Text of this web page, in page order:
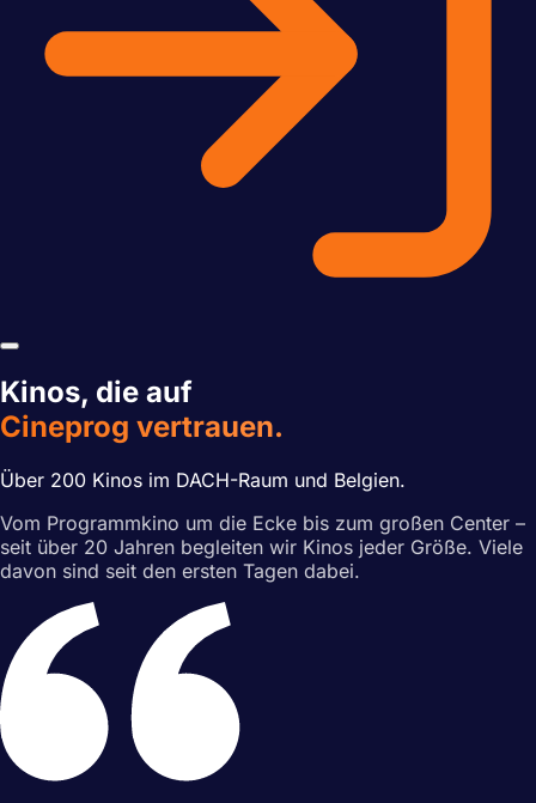
Kinos, die auf
Cineprog vertrauen.
Über 200 Kinos im DACH-Raum und Belgien.
Vom Programmkino um die Ecke bis zum großen Center –
seit über 20 Jahren begleiten wir Kinos jeder Größe. Viele
davon sind seit den ersten Tagen dabei.